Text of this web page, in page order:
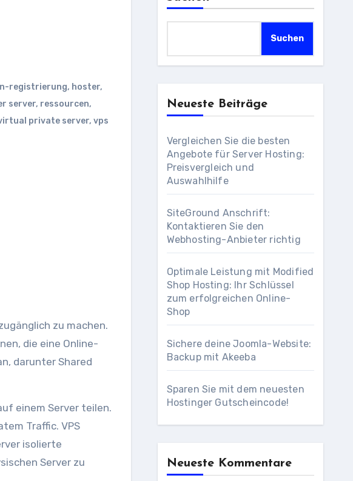
registrierung, hoster,
server, ressourcen,
private server, vps
zu machen.
die eine Online-
darunter Shared
einem Server teilen.
Traffic. VPS
isolierte
Server zu
Suchen
Neueste Beiträge
Vergleichen Sie die besten
Angebote für Server Hosting:
Preisvergleich und
Auswahlhilfe
SiteGround Anschrift:
Kontaktieren Sie den
Webhosting-Anbieter richtig
Optimale Leistung mit Modified
Shop Hosting: Ihr Schlüssel
zum erfolgreichen Online-
Shop
Sichere deine Joomla-Website:
Backup mit Akeeba
Sparen Sie mit dem neuesten
Hostinger Gutscheincode!
Neueste Kommentare